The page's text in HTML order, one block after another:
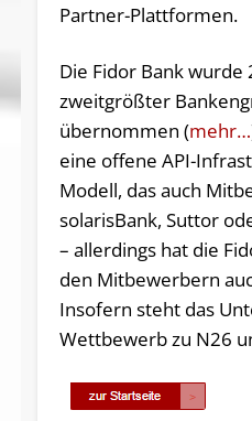
Partner-Plattformen.
Die Fidor Bank wurde
zweitgrößter
übernommen (mehr…
eine offene API-
Modell, das auch
solarisBank, Suttor
– allerdings hat die
den Mitbewerbern
Insofern steht das
Wettbewerb zu N26